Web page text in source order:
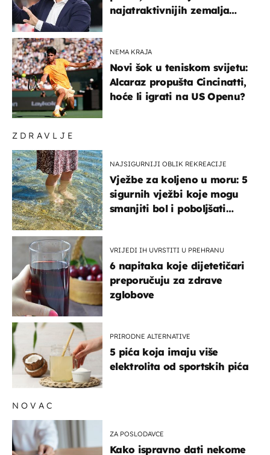
ZDRAVLJE
NAJSIGURNIJI OBLIK REKREACIJE
Vježbe za koljeno u moru: 5
sigurnih vježbi koje mogu
smanjiti bol i poboljšati
VRIJEDI IH UVRSTITI U PREHRANU
6 napitaka koje dijetetičari
preporučuju za zdrave
zglobove
PRIRODNE ALTERNATIVE
5 pića koja imaju više
elektrolita od sportskih pića
najatraktivnijih zemalja
NEMA KRAJA
Novi šok u teniskom svijetu:
Alcaraz propušta Cincinatti,
hoće li igrati na US Openu?
NOVAC
ZA POSLODAVCE
Kako ispravno dati nekome